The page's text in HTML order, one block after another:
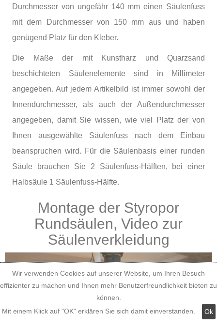
Durchmesser von ungefähr 140 mm einen Säulenfuss
mit dem Durchmesser von 150 mm aus und haben
genügend Platz für den Kleber.
Die Maße der mit Kunstharz und Quarzsand
beschichteten Säulenelemente sind in Millimeter
angegeben. Auf jedem Artikelbild ist immer sowohl der
Innendurchmesser, als auch der Außendurchmesser
angegeben, damit Sie wissen, wie viel Platz der von
Ihnen ausgewählte Säulenfuss nach dem Einbau
beanspruchen wird. Für die Säulenbasis einer runden
Säule brauchen Sie 2 Säulenfuss-Hälften, bei einer
Halbsäule 1 Säulenfuss-Hälfte.
Montage der Styropor
Rundsäulen, Video zur
Säulenverkleidung
Wir verwenden Cookies auf unserer Website, um Ihren Besuch
effizienter zu machen und Ihnen mehr Benutzerfreundlichkeit bieten zu
können.
Mit einem Klick auf "OK" erklären Sie sich damit einverstanden.
Ok